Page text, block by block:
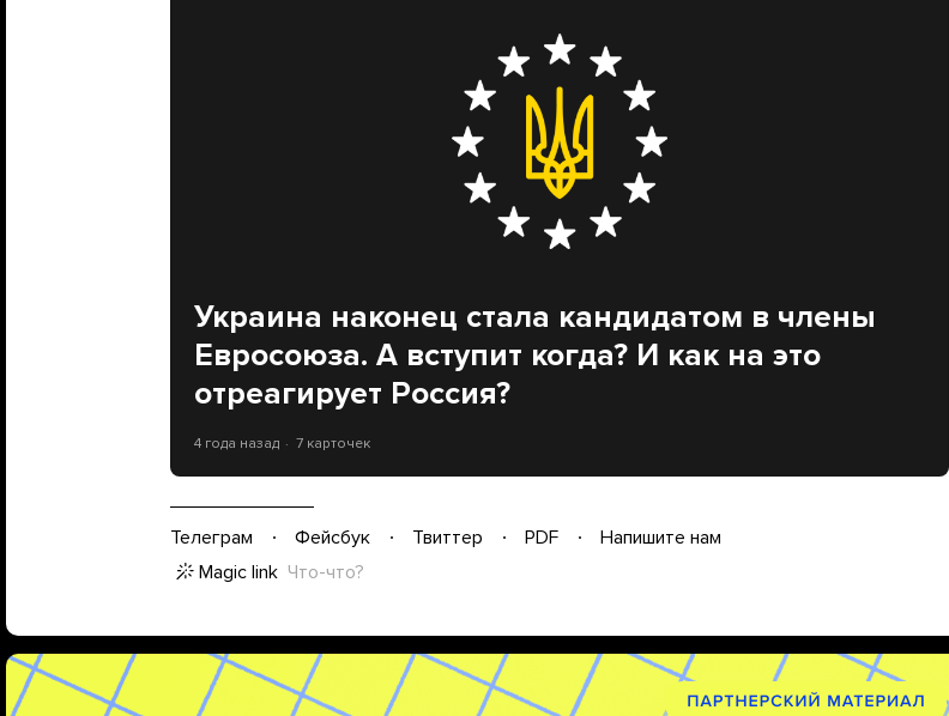
Украина наконец стала кандидатом в члены
Евросоюза. А вступит когда? И как на это
отреагирует Россия?
4 года назад 7 карточек
Телеграм Фейсбук Твиттер PDF
Напишите нам
Magic link Что-что?